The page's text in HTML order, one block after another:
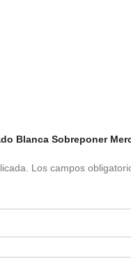
Blanca Sobreponer
Los campos